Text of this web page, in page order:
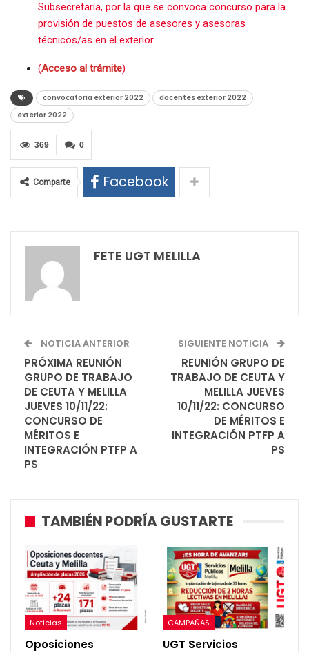
Subsecretaría, por la que se convoca concurso para la
provisión de puestos de asesores y asesoras
técnicos/as en el exterior
(Acceso al trámite)
convocatoria exterior 2022
docentes exterior 2022
exterior 2022
0
369
Comparte Facebook
FETE UGT MELILLA
NOTICIA ANTERIOR
PRÓXIMA REUNIÓN
GRUPO DE TRABAJO
DE CEUTA Y MELILLA
JUEVES 10/11/22:
CONCURSO DE
MÉRITOS E
INTEGRACIÓN PTFP A
PS
SIGUIENTE NOTICIA
REUNIÓN GRUPO DE
TRABAJO DE CEUTA Y
MELILLA JUEVES
10/11/22: CONCURSO
DE MÉRITOS E
INTEGRACIÓN PTFP A
PS
TAMBIÉN PODRÍA GUSTARTE
Noticias
Oposiciones
CAMPAÑAS
UGT Servicios